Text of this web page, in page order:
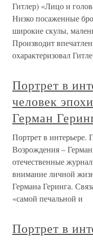
Гитлер) «Лицо и
Низко посаженные
широкие скулы,
Производит
охарактеризовал
Портрет в
человек
Герман
Портрет в интерьере.
Возрождения –
отечественные
внимание личной
Германа Геринга.
«самой печальной и
Портрет в